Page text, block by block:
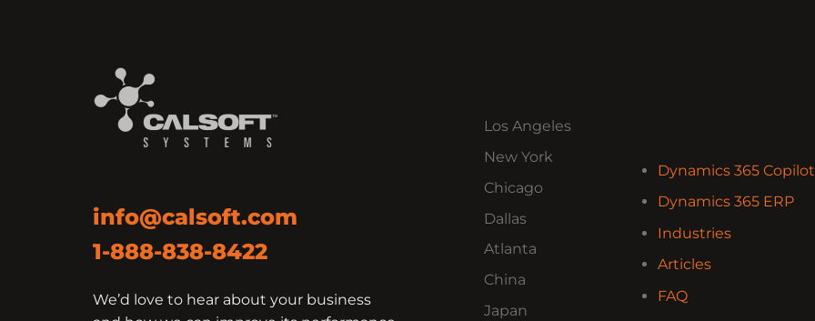
info@calsoft.com
1-888-838-8422
We’d love to hear about your business
Los Angeles
New York
Chicago
Dallas
Atlanta
China
Japan
Dynamics 365 Copilot
Dynamics 365 ERP
Industries
Articles
FAQ